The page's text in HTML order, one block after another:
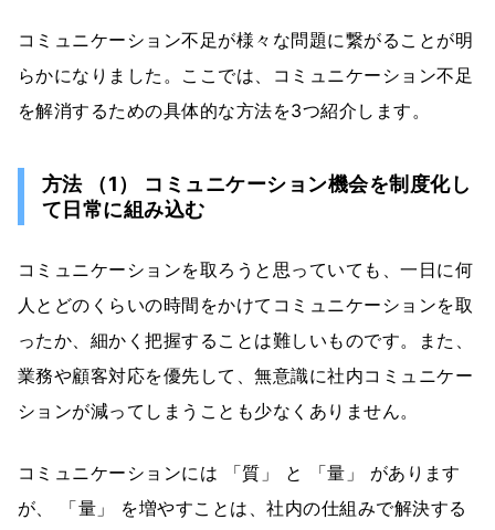
コミュニケーション不足が様々な問題に繋がることが明
らかになりました。ここでは、コミュニケーション不足
を解消するための具体的な方法を3つ紹介します。
方法 （1） コミュニケーション機会を制度化し
て日常に組み込む
コミュニケーションを取ろうと思っていても、一日に何
人とどのくらいの時間をかけてコミュニケーションを取
ったか、細かく把握することは難しいものです。また、
業務や顧客対応を優先して、無意識に社内コミュニケー
ションが減ってしまうことも少なくありません。
コミュニケーションには 「質」 と 「量」 があります
が、 「量」 を増やすことは、社内の仕組みで解決する